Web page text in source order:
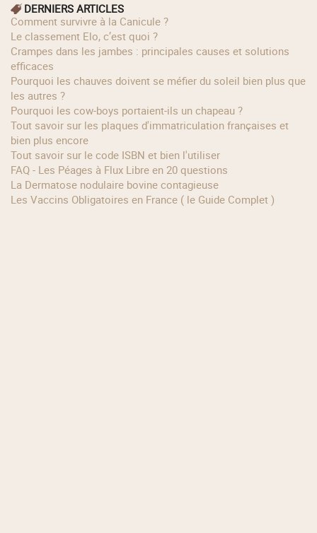
DERNIERS ARTICLES
Comment survivre à la Canicule ?
Le classement Elo, c’est quoi ?
Crampes dans les jambes : principales causes et solutions
efficaces
Pourquoi les chauves doivent se méfier du soleil bien plus que
les autres ?
Pourquoi les cow‑boys portaient‑ils un chapeau ?
Tout savoir sur les plaques d'immatriculation françaises et
bien plus encore
Tout savoir sur le code ISBN et bien l'utiliser
FAQ - Les Péages à Flux Libre en 20 questions
La Dermatose nodulaire bovine contagieuse
Les Vaccins Obligatoires en France ( le Guide Complet )